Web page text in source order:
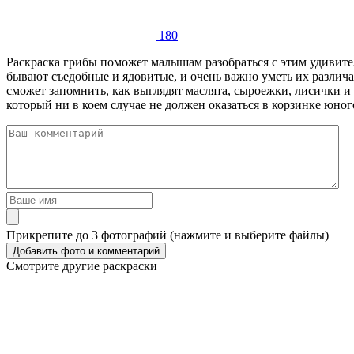
180
Раскраска грибы поможет малышам разобраться с этим
бывают съедобные и ядовитые, и очень важно уметь их
сможет запомнить, как выглядят маслята, сыроежки, лисички
который ни в коем случае не должен оказаться в корзинке
Прикрепите до 3 фотографий (нажмите и выберите файлы)
Смотрите другие раскраски